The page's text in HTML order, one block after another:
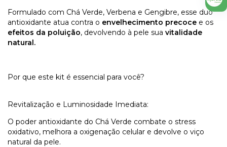
Formulado com Chá Verde, Verbena e Gengibre, esse duo
antioxidante atua contra o envelhecimento precoce e os
efeitos da poluição, devolvendo à pele sua vitalidade
natural.
Por que este kit é essencial para você?
Revitalização e Luminosidade Imediata:
O poder antioxidante do Chá Verde combate o stress
oxidativo, melhora a oxigenação celular e devolve o viço
natural da pele.